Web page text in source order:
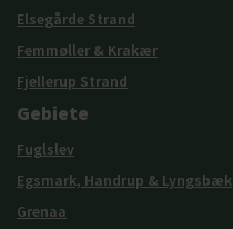
Elsegårde Strand
Femmøller & Krakær
Fjellerup Strand
Gebiete
Fuglslev
Egsmark, Handrup & Lyngsbæk
Grenaa